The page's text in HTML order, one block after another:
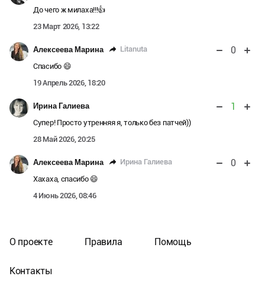
До чего ж милаха!!!👍
23 Март 2026, 13:22
Алексеева Марина Litanuta 0
Спасибо 😄
19 Апрель 2026, 18:20
Ирина Галиева 1
Супер! Просто утренняя я, только без патчей))
28 Май 2026, 20:25
Алексеева Марина Ирина Галиева 0
Хахаха, спасибо 😄
4 Июнь 2026, 08:46
О проекте Правила Помощь
Контакты